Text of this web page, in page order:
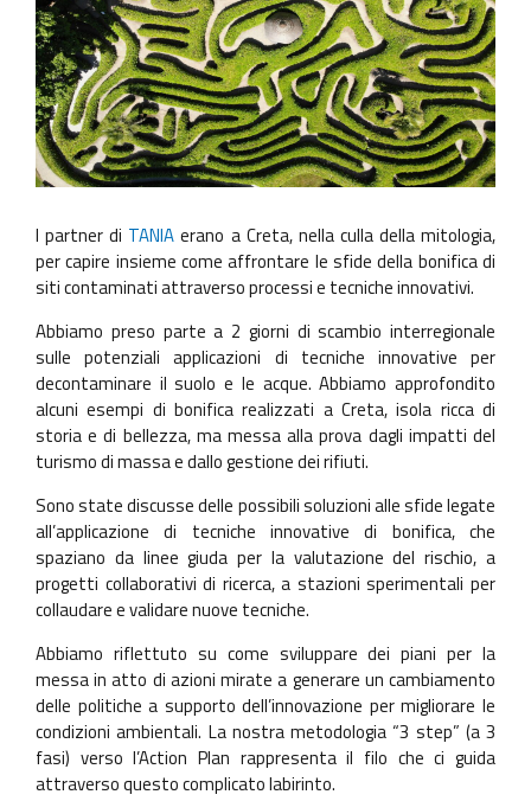
I partner di TANIAerano a Creta, nella culla della mitologia,
per capire insieme come affrontare le sfide della bonifica di
siti contaminati attraverso processi e tecniche innovativi.
Abbiamo preso parte a 2 giorni di scambio interregionale
sulle potenziali applicazioni di tecniche innovative per
decontaminare il suolo e le acque. Abbiamo approfondito
alcuni esempi di bonifica realizzati a Creta, isola ricca di
storia e di bellezza, ma messa alla prova dagli impatti del
turismo di massa e dallo gestione dei rifiuti.
Sono state discusse delle possibili soluzioni alle sfide legate
all’applicazione di tecniche innovative di bonifica, che
spaziano da linee giuda per la valutazione del rischio, a
progetti collaborativi di ricerca, a stazioni sperimentali per
collaudare e validare nuove tecniche.
Abbiamo riflettuto su come sviluppare dei piani per la
messa in atto di azioni mirate a generare un cambiamento
delle politiche a supporto dell’innovazione per migliorare le
condizioni ambientali. La nostra metodologia “3 step” (a 3
fasi) verso l’Action Plan rappresenta il filo che ci guida
attraverso questo complicato labirinto.